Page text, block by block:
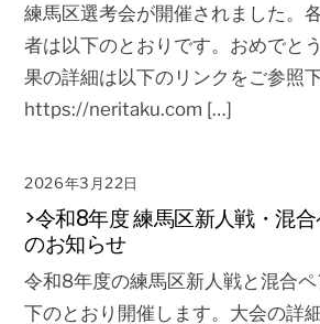
練馬区選考会が開催されました。
者は以下のとおりです。おめでと
果の詳細は以下のリンクをご参照下
https://neritaku.com […]
2026年3月22日
>令和8年度 練馬区新人戦・混
のお知らせ
令和8年度の練馬区新人戦と混合
下のとおり開催します。大会の詳